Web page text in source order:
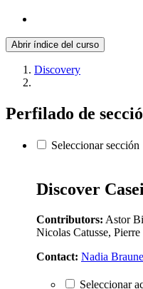
Abrir índice del curso
Discovery
Perfilado de
Seleccionar sección
Discover
Contributors: Astor
Nicolas Catusse,
Contact: Nadia
Seleccionar